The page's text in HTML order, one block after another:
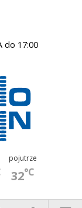
do 17:00
pojutrze
32°C